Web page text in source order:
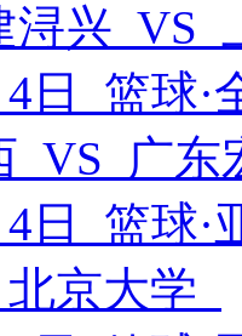
浔兴 VS
4日 篮球·
VS 广
4日 篮球
京大学